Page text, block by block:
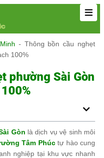
- Thông bồn cầu nghẹt
100%
phường Sài Gòn
Gòn là dịch vụ vệ sinh môi
Tâm Phúctự hào cung
nghiệp tại khu vực nhanh